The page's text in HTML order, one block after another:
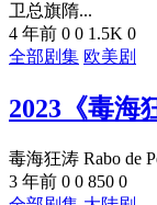
卫总旗隋...
4 年前 0 0 1.5K 0
全部剧集 欧美剧
2023《毒海
毒海狂涛 Rabo de
3 年前 0 0 850 0